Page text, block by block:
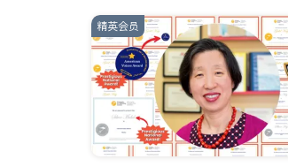
精英会员